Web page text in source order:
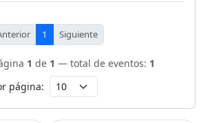
1 Siguiente
1 de 1 — total de eventos: 1
página: